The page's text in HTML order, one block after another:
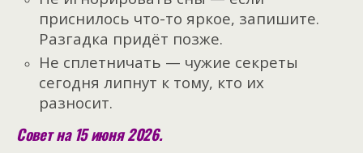
приснилось что-то яркое, запишите.
Разгадка придёт позже.
Не сплетничать — чужие секреты
сегодня липнут к тому, кто их
разносит.
Совет на 15 июня 2026.